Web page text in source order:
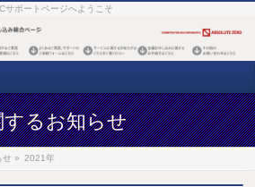
サポートページへようこそ
るお知らせ
せ » 2021年